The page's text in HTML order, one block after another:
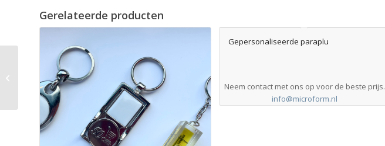
Gerelateerde producten
Gepersonaliseerde paraplu
Neem contact met ons op voor de beste prijs.
info@microform.nl
Mondkapje (eigen)
design